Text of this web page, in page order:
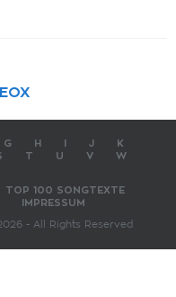
G H J
K
T U V
W
TOP 100 SONGTEXTE
IMPRESSUM
- All Rights Reserved